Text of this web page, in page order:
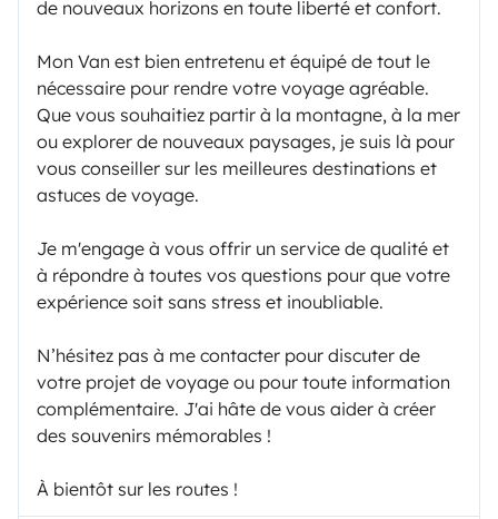
de nouveaux horizons en toute liberté et confort.
Mon Van est bien entretenu et équipé de tout le
nécessaire pour rendre votre voyage agréable.
Que vous souhaitiez partir à la montagne, à la mer
ou explorer de nouveaux paysages, je suis là pour
vous conseiller sur les meilleures destinations et
astuces de voyage.
Je m'engage à vous offrir un service de qualité et
à répondre à toutes vos questions pour que votre
expérience soit sans stress et inoubliable.
N’hésitez pas à me contacter pour discuter de
votre projet de voyage ou pour toute information
complémentaire. J'ai hâte de vous aider à créer
des souvenirs mémorables !
À bientôt sur les routes !